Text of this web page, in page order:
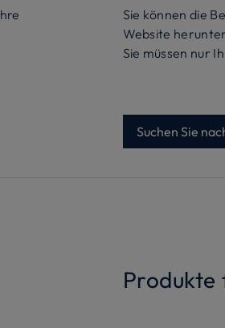
Sie können die
Website
Sie müssen nur
Suchen Sie
Produkte